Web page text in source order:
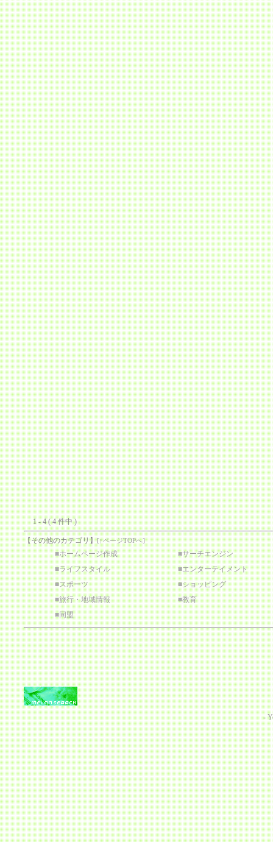
1 - 4 ( 4 件中 )
【その他のカテゴリ】[↑ページTOPへ]
■ホームページ作成 ■サーチエンジン
■ライフスタイル ■エンターテイメント
■スポーツ ■ショッピング
■旅行・地域情報 ■教育
■同盟
-